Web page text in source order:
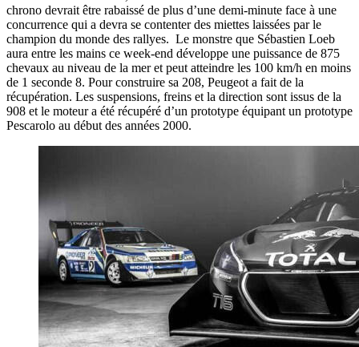
chrono devrait être rabaissé de plus d’une demi-minute face à une
concurrence qui a devra se contenter des miettes laissées par le
champion du monde des rallyes. Le monstre que Sébastien Loeb
aura entre les mains ce week-end développe une puissance de 875
chevaux au niveau de la mer et peut atteindre les 100 km/h en moins
de 1 seconde 8. Pour construire sa 208, Peugeot a fait de la
récupération. Les suspensions, freins et la direction sont issus de la
908 et le moteur a été récupéré d’un prototype équipant un prototype
Pescarolo au début des années 2000.